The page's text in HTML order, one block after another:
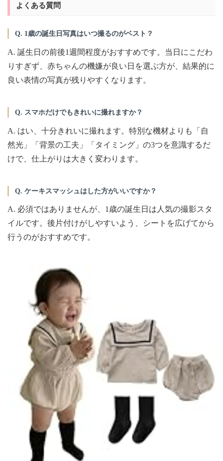
よくある質問
Q. 1歳の誕生日写真はいつ撮るのがベスト？
A. 誕生日の前後1週間程度がおすすめです。当日にこだわ
りすぎず、赤ちゃんの機嫌が良い日を選ぶ方が、結果的に
良い表情の写真が残りやすくなります。
Q. スマホだけでもきれいに撮れますか？
A. はい、十分きれいに撮れます。特別な機材よりも「自
然光」「背景の工夫」「タイミング」の3つを意識するだ
けで、仕上がりは大きく変わります。
Q. ケーキスマッシュはした方がいいですか？
A. 必須ではありませんが、1歳の誕生日は人気の撮影スタ
イルです。後片付けがしやすいよう、シートを広げてから
行うのがおすすめです。